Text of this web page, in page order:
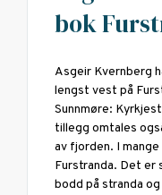
bok
Asgeir Kvernberg
lengst vest på
Sunnmøre:
tillegg omtales
av fjorden. I
Furstranda. Det er
bodd på stranda